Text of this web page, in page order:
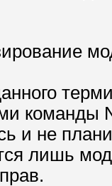
команды
и не
лишь